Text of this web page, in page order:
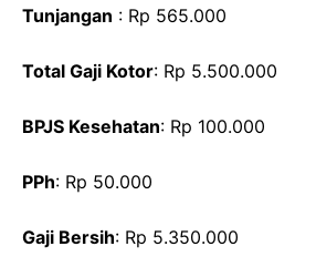
Tunjangan : Rp 565.000
Total Gaji Kotor: Rp 5.500.000
BPJS Kesehatan: Rp 100.000
PPh: Rp 50.000
Gaji Bersih: Rp 5.350.000